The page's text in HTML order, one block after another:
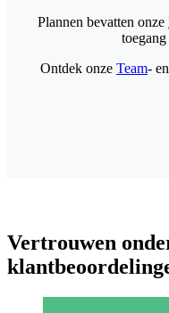
Plannen bevatten onze
Ontdek onze Team- en
Vertrouwen